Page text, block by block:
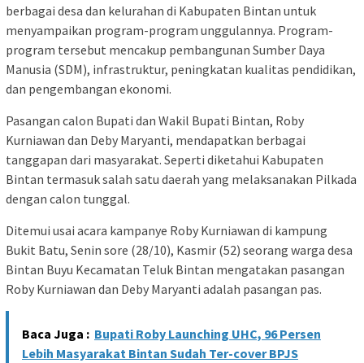
berbagai desa dan kelurahan di Kabupaten Bintan untuk
menyampaikan program-program unggulannya. Program-
program tersebut mencakup pembangunan Sumber Daya
Manusia (SDM), infrastruktur, peningkatan kualitas pendidikan,
dan pengembangan ekonomi.
Pasangan calon Bupati dan Wakil Bupati Bintan, Roby
Kurniawan dan Deby Maryanti, mendapatkan berbagai
tanggapan dari masyarakat. Seperti diketahui Kabupaten
Bintan termasuk salah satu daerah yang melaksanakan Pilkada
dengan calon tunggal.
Ditemui usai acara kampanye Roby Kurniawan di kampung
Bukit Batu, Senin sore (28/10), Kasmir (52) seorang warga desa
Bintan Buyu Kecamatan Teluk Bintan mengatakan pasangan
Roby Kurniawan dan Deby Maryanti adalah pasangan pas.
Baca Juga : Bupati Roby Launching UHC, 96 Persen
Lebih Masyarakat Bintan Sudah Ter-cover BPJS